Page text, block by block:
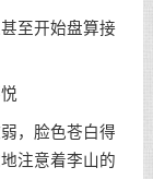
至开始盘算接
，脸色苍白得
注意着李山的